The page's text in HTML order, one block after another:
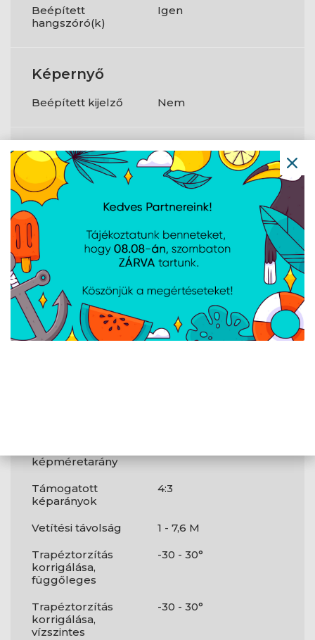
Beépített
hangszóró(k)
Igen
Képernyő
Beépített kijelző Nem
Tömeg és
méretek
Tömeg 3 000 g
Projektor
Vetítési
technológia
A projektor
integrált
felbontása
2160p (3840x2160)
képméretarány
Támogatott
képarányok
4:3
Vetítési távolság
1 - 7,6 M
Trapéztorzítás
korrigálása,
függőleges
-30 - 30°
Trapéztorzítás
korrigálása,
vízszintes
-30 - 30°